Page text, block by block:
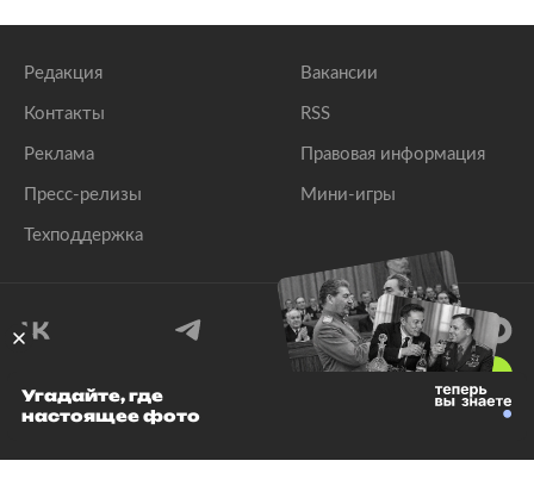
Редакция
Контакты
Реклама
Пресс-релизы
Техподдержка
Вакансии
RSS
Правовая информация
Мини-игры
© 1999–2026 Все права защищены.
Угадайте, где
настоящее фото